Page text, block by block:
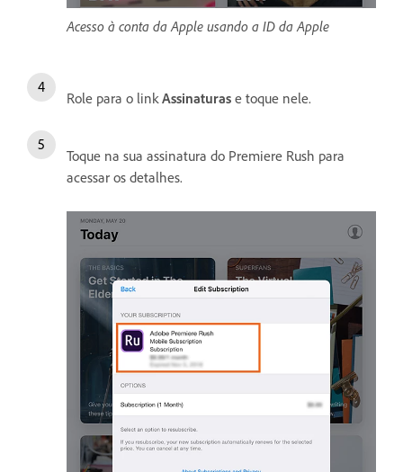
Acesso à conta da Apple usando a ID da Apple
Role para o link Assinaturas e toque nele.
Toque na sua assinatura do Premiere Rush para
acessar os detalhes.